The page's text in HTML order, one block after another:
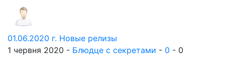
01.06.2020 г. Новые релизы
1 червня 2020 - Блюдце с секретами - 0 - 0